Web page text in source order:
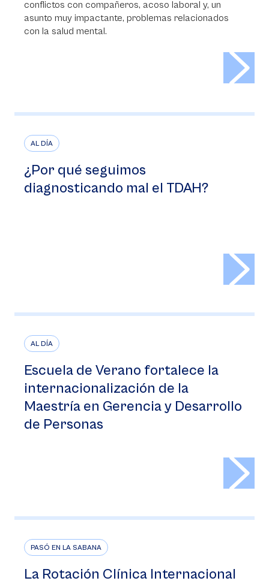
conflictos con compañeros, acoso laboral y, un
asunto muy impactante, problemas relacionados
con la salud mental.
AL DÍA
¿Por qué seguimos
diagnosticando mal el TDAH?
AL DÍA
Escuela de Verano fortalece la
internacionalización de la
Maestría en Gerencia y Desarrollo
de Personas
PASÓ EN LA SABANA
La Rotación Clínica Internacional